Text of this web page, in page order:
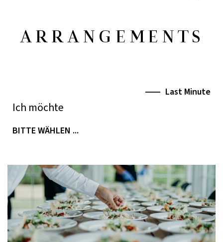
ARRANGEMENTS
Last Minute
Ich möchte
BITTE WÄHLEN ...